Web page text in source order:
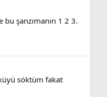
şanzımanın 1 2 3.
söktüm fakat